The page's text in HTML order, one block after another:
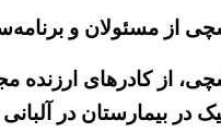
سیمای آزادی در سه‌شنبه شب ۱۵تیر در
در بیمارستان در